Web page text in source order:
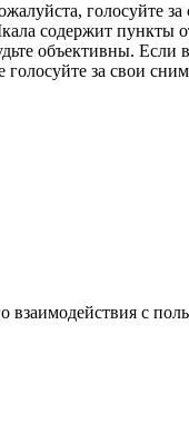
голосуйте за
содержит пункты
объективны. Если
голосуйте за свои
взаимодействия с